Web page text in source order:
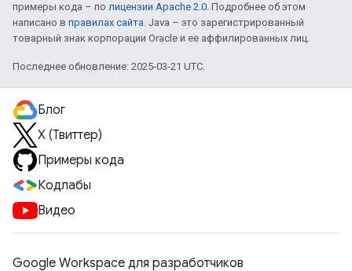
примеры кода – по лицензии Apache 2.0. Подробнее об этом
написано в правилах сайта. Java – это зарегистрированный
товарный знак корпорации Oracle и ее аффилированных лиц.
Последнее обновление: 2025-03-21 UTC.
Блог
X (Твиттер)
Примеры кода
Кодлабы
Видео
Google Workspace для разработчиков